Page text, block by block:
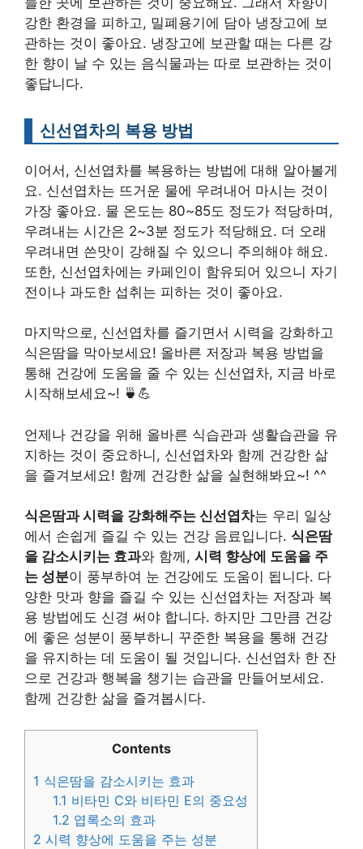
강한 환경을 피하고, 밀폐용기에 담아 냉장고에 보
관하는 것이 좋아요. 냉장고에 보관할 때는 다른 강
한 향이 날 수 있는 음식물과는 따로 보관하는 것이
좋답니다.
신선엽차의 복용 방법
이어서, 신선엽차를 복용하는 방법에 대해 알아볼게
요. 신선엽차는 뜨거운 물에 우려내어 마시는 것이
가장 좋아요. 물 온도는 80~85도 정도가 적당하며,
우려내는 시간은 2~3분 정도가 적당해요. 더 오래
우려내면 쓴맛이 강해질 수 있으니 주의해야 해요.
또한, 신선엽차에는 카페인이 함유되어 있으니 자기
전이나 과도한 섭취는 피하는 것이 좋아요.
마지막으로, 신선엽차를 즐기면서 시력을 강화하고
식은땀을 막아보세요! 올바른 저장과 복용 방법을
통해 건강에 도움을 줄 수 있는 신선엽차, 지금 바로
시작해보세요~! 🍵💪
언제나 건강을 위해 올바른 식습관과 생활습관을 유
지하는 것이 중요하니, 신선엽차와 함께 건강한 삶
을 즐겨보세요! 함께 건강한 삶을 실현해봐요~! ^^
식은땀과 시력을 강화해주는 신선엽차는 우리 일상
에서 손쉽게 즐길 수 있는 건강 음료입니다. 식은땀
을 감소시키는 효과와 함께, 시력 향상에 도움을 주
는 성분이 풍부하여 눈 건강에도 도움이 됩니다. 다
양한 맛과 향을 즐길 수 있는 신선엽차는 저장과 복
용 방법에도 신경 써야 합니다. 하지만 그만큼 건강
에 좋은 성분이 풍부하니 꾸준한 복용을 통해 건강
을 유지하는 데 도움이 될 것입니다. 신선엽차 한 잔
으로 건강과 행복을 챙기는 습관을 만들어보세요.
함께 건강한 삶을 즐겨봅시다.
Contents
1 식은땀을 감소시키는 효과
1.1 비타민 C와 비타민 E의 중요성
1.2 엽록소의 효과
2 시력 향상에 도움을 주는 성분